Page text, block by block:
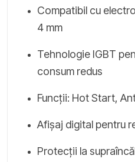
Compatibil cu
4 mm
Tehnologie IGBT
consum redus
Funcții: Hot Start,
Afișaj digital pentru
Protecții la